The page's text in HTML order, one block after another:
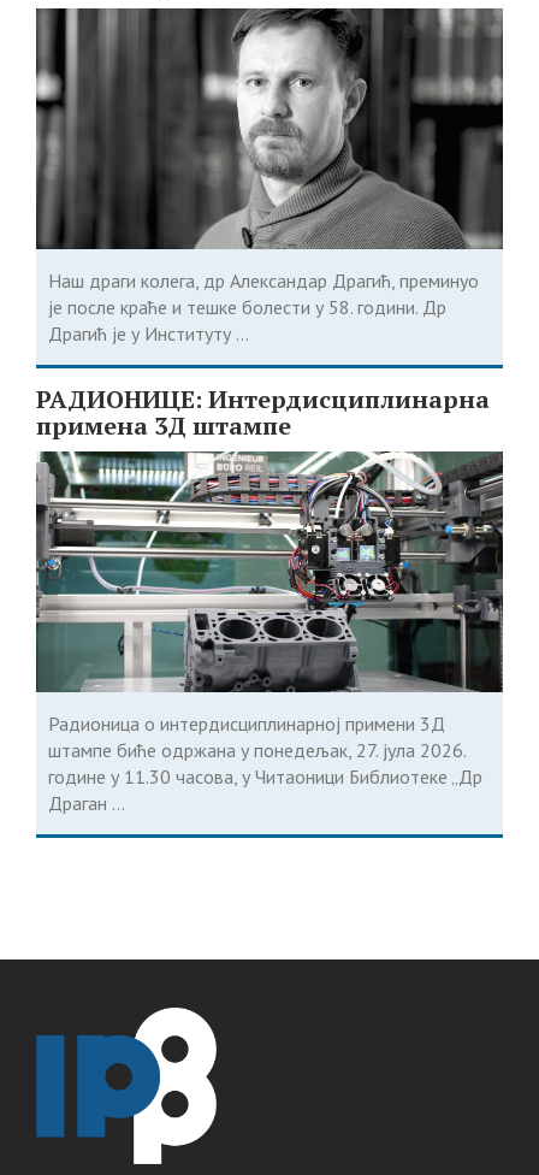
Наш драги колега, др Александар Драгић, преминуо
је после краће и тешке болести у 58. години. Др
Драгић је у Институту ...
РАДИОНИЦЕ: Интердисциплинарна
примена 3Д штампе
Радионица о интердисциплинарној примени 3Д
штампе биће одржана у понедељак, 27. јула 2026.
године у 11.30 часова, у Читаоници Библиотеке „Др
Драган ...